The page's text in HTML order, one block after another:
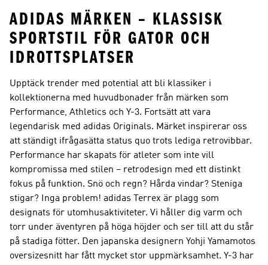
ADIDAS MÄRKEN – KLASSISK
SPORTSTIL FÖR GATOR OCH
IDROTTSPLATSER
Upptäck trender med potential att bli klassiker i
kollektionerna med huvudbonader från märken som
Performance, Athletics och Y-3. Fortsätt att vara
legendarisk med adidas Originals. Märket inspirerar oss
att ständigt ifrågasätta status quo trots lediga retrovibbar.
Performance har skapats för atleter som inte vill
kompromissa med stilen – retrodesign med ett distinkt
fokus på funktion. Snö och regn? Hårda vindar? Steniga
stigar? Inga problem! adidas Terrex är plagg som
designats för utomhusaktiviteter. Vi håller dig varm och
torr under äventyren på höga höjder och ser till att du står
på stadiga fötter. Den japanska designern Yohji Yamamotos
oversizesnitt har fått mycket stor uppmärksamhet. Y-3 har